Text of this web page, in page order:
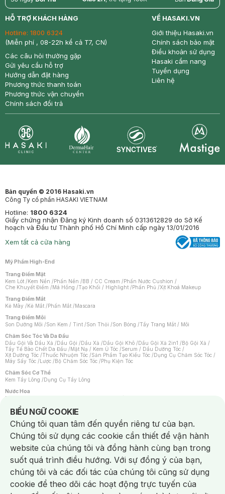
return nowfree price
HỖ TRỢ KHÁCH HÀNG
Hotline: 1800 6324
(Miễn phí , 08-22h kể cả T7, CN)
Các câu hỏi thường gặp
Gửi yêu cầu hỗ trợ
Hướng dẫn đặt hàng
Phương thức thanh toán
Phương thức vận chuyển
Chính sách đổi trả
VỀ HASAKI.VN
Giới thiệu Hasaki.vn
Chính sách bảo mật
Điều khoản sử dụng
Hasaki cẩm nang
Tuyển dụng
Liên hệ
Bản quyền © 2016 Hasaki.vn
Công Ty cổ phần HASAKI VIETNAM
Hotline: 1800 6324
Giấy chứng nhận Đăng ký Kinh doanh số 0313612829 do Sở Kế
hoạch và Đầu tư Thành phố Hồ Chí Minh cấp ngày 13/01/2016
Xem tất cả cửa hàng
Mỹ Phẩm High-End
Trang Điểm Mặt
Kem Lót /Kem Nền /Phấn Nền /BB / CC Cream /Phấn Nước Cushion /
Che Khuyết Điểm /Má Hồng /Tạo Khối / Highlight /Phấn Phủ /Xịt Khoá Makeup
Trang Điểm Mắt
Kẻ Mày /Kẻ Mắt /Phấn Mắt /Mascara
Trang Điểm Môi
Son Dưỡng Môi /Son Kem / Tint /Son Thỏi /Son Bóng /Tẩy Trang Mắt / Môi
Chăm Sóc Tóc Và Da Đầu
Dầu Gội Và Dầu Xả /Dầu Gội /Dầu Xả /Dầu Gội Khô /Dầu Gội Xả 2in1 /Bộ Gội Xả /
Tẩy Tế Bào Chết Da Đầu /Mặt Nạ / Kem Ủ Tóc /Serum / Dầu Dưỡng Tóc /
Xịt Dưỡng Tóc /Thuốc Nhuộm Tóc /Sản Phẩm Tạo Kiểu Tóc /Dụng Cụ Chăm Sóc Tóc /
Máy Sấy Tóc /Lược /Bộ Chăm Sóc Tóc /Phụ Kiện Tóc
Chăm Sóc Cơ Thể
Kem Tẩy Lông /Dụng Cụ Tẩy Lông
Nước Hoa
Nước Hoa Nữ
Chăm Sóc Cá Nhân
Chống Muỗi /Khẩu Trang /Máy Massage/Mặt Nạ Xông Hơi /Nước Rửa Tay/
Sản Phẩm Chăm Sóc Khác /Bàn Chải Đánh Răng /Bàn Chải Điện/
Hỗ Trợ Trắng Răng/Kem Đánh Răng /Máy Tăm Nước/ Nước Súc Miệng/
Tăm / Chỉ Nha Khoa/ Xịt Thơm Miệng / Dung Dịch Vệ Sinh/Dưỡng Vùng Kín/
Khăn Ướt Vệ Sinh Vùng Kín/Băng Vệ Sinh/Tampon/Bọt Cạo Râu /Dao Cạo Râu/
Máy Cạo Râu
Vấn Đề Về Da
Da Dầu / Lỗ Chân Lông To/ Da Khô / Mất Nước/ Da Lão Hóa/ Da Mụn/
Da Nhạy Cảm / Kích Ứng
Da Xỉn Màu Thâm / Nám / Tàn Nhang
Quầng Thâm & Bọng Mắt /Sẹo /Viêm Da Cơ Địa
BIỂU NGỮ COOKIE
Notice about cookies usage
Chúng tôi quan tâm đến quyền riêng tư của bạn.
Chúng tôi sử dụng các cookie cần thiết để vận hành
website của chúng tôi và đồng hành cùng bạn trong
suốt quá trình điều hướng. Với sự đồng ý của bạn,
chúng tôi và các đối tác của chúng tôi cũng sử dụng
cookie để theo dõi các hoạt động trực tuyến của